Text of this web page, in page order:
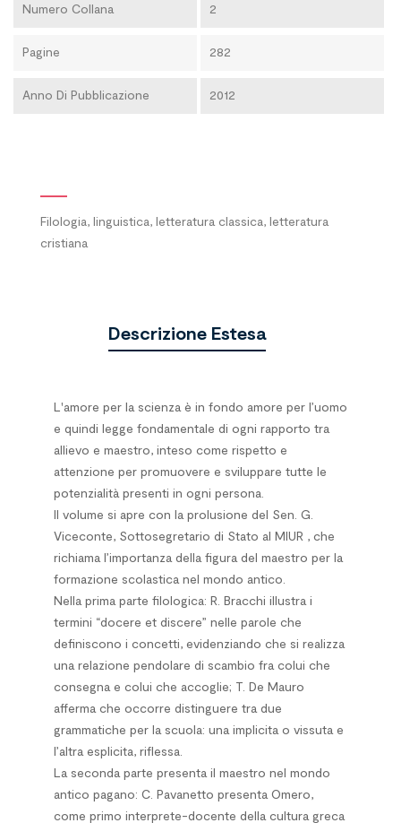
Numero Collana 2
Pagine 282
Anno Di Pubblicazione 2012
Filologia, linguistica, letteratura classica, letteratura
cristiana
Descrizione Estesa
L'amore per la scienza è in fondo amore per l’uomo
e quindi legge fondamentale di ogni rapporto tra
allievo e maestro, inteso come rispetto e
attenzione per promuovere e sviluppare tutte le
potenzialità presenti in ogni persona.
Il volume si apre con la prolusione del Sen. G.
Viceconte, Sottosegretario di Stato al MIUR , che
richiama l’importanza della figura del maestro per la
formazione scolastica nel mondo antico.
Nella prima parte filologica: R. Bracchi illustra i
termini “docere et discere” nelle parole che
definiscono i concetti, evidenziando che si realizza
una relazione pendolare di scambio fra colui che
consegna e colui che accoglie; T. De Mauro
afferma che occorre distinguere tra due
grammatiche per la scuola: una implicita o vissuta e
l’altra esplicita, riflessa.
La seconda parte presenta il maestro nel mondo
antico pagano: C. Pavanetto presenta Omero,
come primo interprete-docente della cultura greca